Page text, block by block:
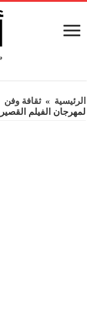
الرئيسية » ثقافة وفن
لمهرجان الفيلم